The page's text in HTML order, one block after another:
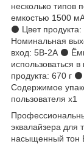
несколько типов
емкостью 1500
⚫ Цвет
Номинальная
вход: 5В-2А ⚫
использоваться
продукта: 670 г
Содержимое
пользователя x1
эквалайзера для
насыщенный тон